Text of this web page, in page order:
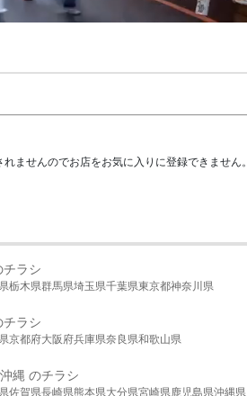
ませんのでお店をお気に入りに登録できません。
ラシ
栃木県群馬県埼玉県千葉県東京都神奈川県
ラシ
京都府大阪府兵庫県奈良県和歌山県
縄 のチラシ
佐賀県長崎県熊本県大分県宮崎県鹿児島県沖縄県